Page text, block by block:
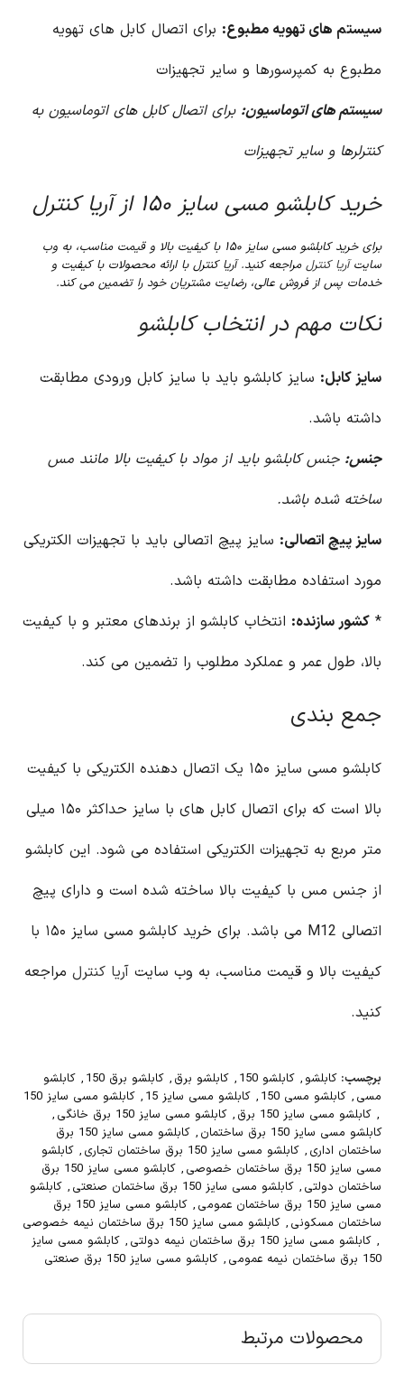
سیستم های تهویه مطبوع: برای اتصال کابل های تهویه
مطبوع به کمپرسورها و سایر تجهیزات
سیستم های اتوماسیون: برای اتصال کابل های اتوماسیون به
کنترلرها و سایر تجهیزات
خرید کابلشو مسی سایز ۱۵۰ از آریا کنترل
برای خرید کابلشو مسی سایز ۱۵۰ با کیفیت بالا و قیمت مناسب، به وب
سایتآریا کنترل مراجعه کنید. آریا کنترل با ارائه محصولات با کیفیت و
خدمات پس از فروش عالی، رضایت مشتریان خود را تضمین می کند.
نکات مهم در انتخاب کابلشو
سایز کابل: سایز کابلشو باید با سایز کابل ورودی مطابقت
داشته باشد.
جنس: جنس کابلشو باید از مواد با کیفیت بالا مانند مس
ساخته شده باشد.
سایز پیچ اتصالی: سایز پیچ اتصالی باید با تجهیزات الکتریکی
مورد استفاده مطابقت داشته باشد.
* کشور سازنده: انتخاب کابلشو از برندهای معتبر و با کیفیت
بالا، طول عمر و عملکرد مطلوب را تضمین می کند.
جمع بندی
کابلشو مسی سایز ۱۵۰ یک اتصال دهنده الکتریکی با کیفیت
بالا است که برای اتصال کابل های با سایز حداکثر ۱۵۰ میلی
متر مربع به تجهیزات الکتریکی استفاده می شود. این کابلشو
از جنس مس با کیفیت بالا ساخته شده است و دارای پیچ
اتصالی M12 می باشد. برای خرید کابلشو مسی سایز ۱۵۰ با
کیفیت بالا و قیمت مناسب، به وب سایت آریا کنترل مراجعه
کنید.
برچسب: کابلشو , کابلشو 150 , کابلشو برق , کابلشو برق 150 , کابلشو
مسی , کابلشو مسی 150 , کابلشو مسی سایز 15 , کابلشو مسی سایز 150
, کابلشو مسی سایز 150 برق , کابلشو مسی سایز 150 برق خانگی
,
کابلشو مسی سایز 150 برق ساختمان
,
کابلشو مسی سایز 150 برق
ساختمان اداری , کابلشو مسی سایز 150 برق ساختمان تجاری , کابلشو
مسی سایز 150 برق ساختمان خصوصی
,
کابلشو مسی سایز 150 برق
ساختمان دولتی , کابلشو مسی سایز 150 برق ساختمان صنعتی , کابلشو
مسی سایز 150 برق ساختمان عمومی
,
کابلشو مسی سایز 150 برق
ساختمان مسکونی , کابلشو مسی سایز 150 برق ساختمان نیمه خصوصی
, کابلشو مسی سایز 150 برق ساختمان نیمه دولتی , کابلشو مسی سایز
150 برق ساختمان نیمه عمومی
, کابلشو مسی سایز 150 برق صنعتی
محصولات مرتبط